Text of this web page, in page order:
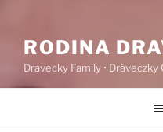
RODINA
Dravecky Family • Dráveczky